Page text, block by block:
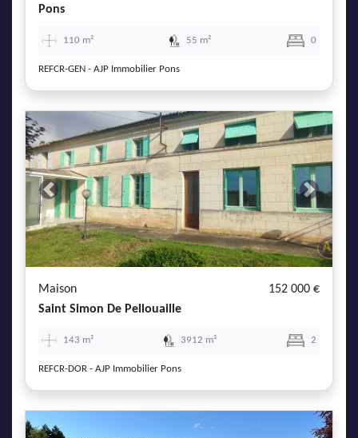
Pons
110 m² 55 m² 0
REFCR-GEN - AJP Immobilier Pons
Previous Next
Maison
152 000 €
Saint Simon De Pellouaille
143 m² 3912 m² 2
REFCR-DOR - AJP Immobilier Pons